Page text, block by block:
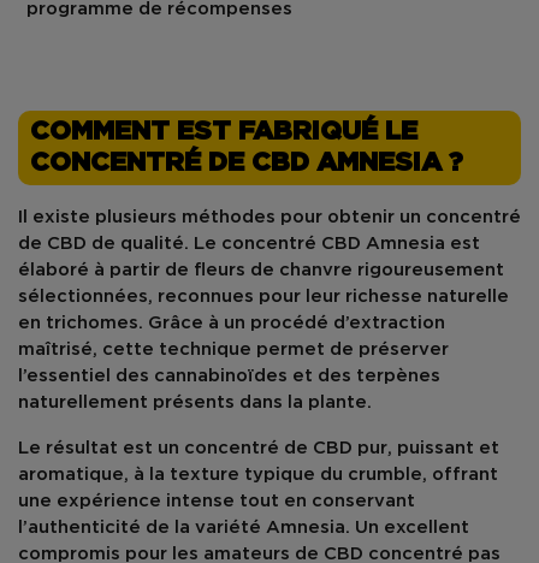
programme de récompenses
COMMENT EST FABRIQUÉ LE
CONCENTRÉ DE CBD AMNESIA ?
Il existe plusieurs méthodes pour obtenir un concentré
de CBD de qualité. Le concentré CBD Amnesia est
élaboré à partir de fleurs de chanvre rigoureusement
sélectionnées, reconnues pour leur richesse naturelle
en trichomes. Grâce à un procédé d’extraction
maîtrisé, cette technique permet de préserver
l’essentiel des cannabinoïdes et des terpènes
naturellement présents dans la plante.
Le résultat est un concentré de CBD pur, puissant et
aromatique, à la texture typique du crumble, offrant
une expérience intense tout en conservant
l’authenticité de la variété Amnesia. Un excellent
compromis pour les amateurs de CBD concentré pas